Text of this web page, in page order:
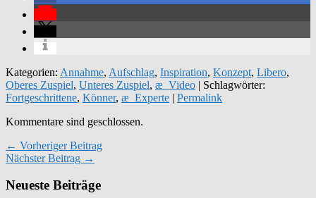
Kategorien: Annahme, Aufschlag, Inspiration, Konzept, Libero,
Oberes Zuspiel, Unteres Zuspiel, æ_Video | Schlagwörter:
Fortgeschrittene, Könner, æ_Experte | Permalink
Kommentare sind geschlossen.
← Vorheriger Beitrag
Nächster Beitrag →
Neueste Beiträge